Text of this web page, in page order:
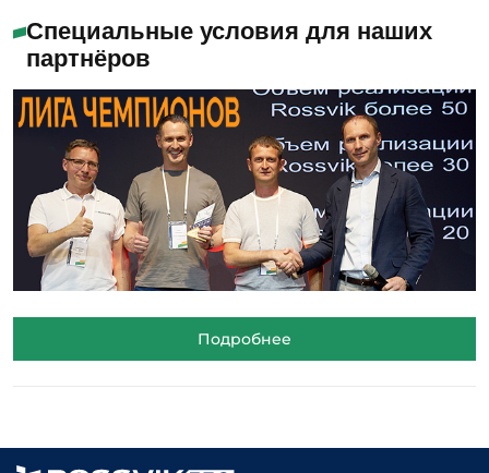
Специальные условия для наших
партнёров
Подробнее